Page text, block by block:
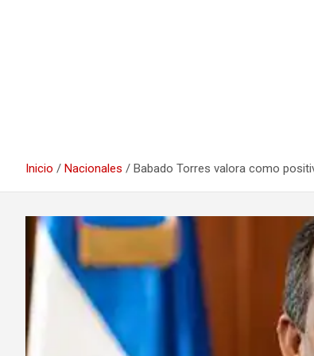
Inicio Nacionales Babado Torres valora como